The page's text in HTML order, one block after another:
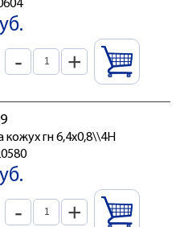
- +
кожух гн 6,4x0,8\\4H
- +